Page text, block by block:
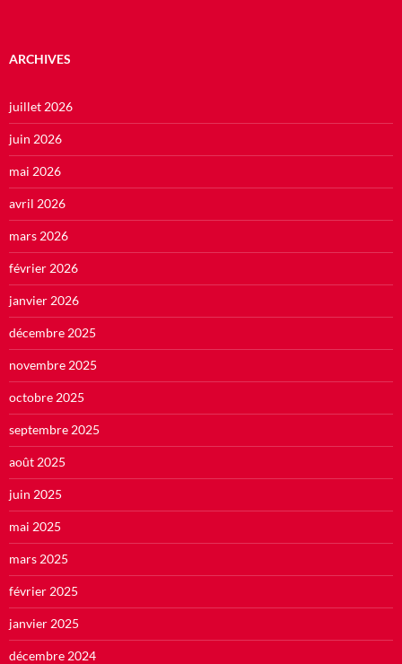
ARCHIVES
juillet 2026
juin 2026
mai 2026
avril 2026
mars 2026
février 2026
janvier 2026
décembre 2025
novembre 2025
octobre 2025
septembre 2025
août 2025
juin 2025
mai 2025
mars 2025
février 2025
janvier 2025
décembre 2024